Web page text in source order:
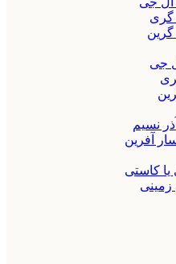
گری
جی
نسیم
آفرین
یا کاستی